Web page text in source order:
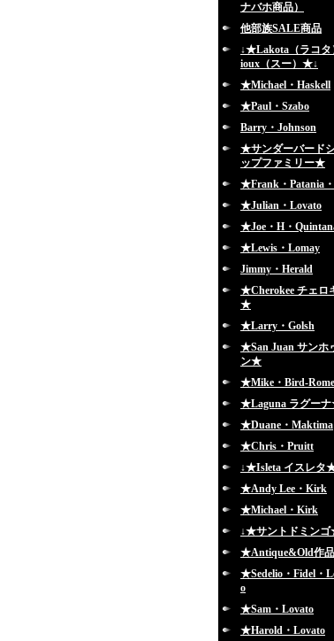
ナバホ商品）
他部族SALE商品
↓★Lakota（ラコタ
ioux（スー）★↓
★Michael・Haskell
★Paul・Szabo
Barry・Johnson
★サンダーバード
ップファミリー★
★Frank・Patania
★Julian・Lovato
★Joe・H・
★Lewis・Lomay
Jimmy・Herald
★Cherokee チェロ
★
★Larry・Golsh
★San Juan サンホ
ン★
★Mike・Bird-
★Laguna ラグー
★Duane・Maktima
★Chris・Pruitt
↓★Isleta イスレタ
★Andy Lee・Kirk
★Michael・Kirk
↓★サントドミン
★Antique&Old作品
★Sedelio・Fidel・
o
★Sam・Lovato
★Harold・Lovato